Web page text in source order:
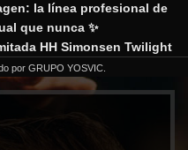
la línea profesional de
que nunca ✨
HH Simonsen Twilight
por GRUPO YOSVIC.